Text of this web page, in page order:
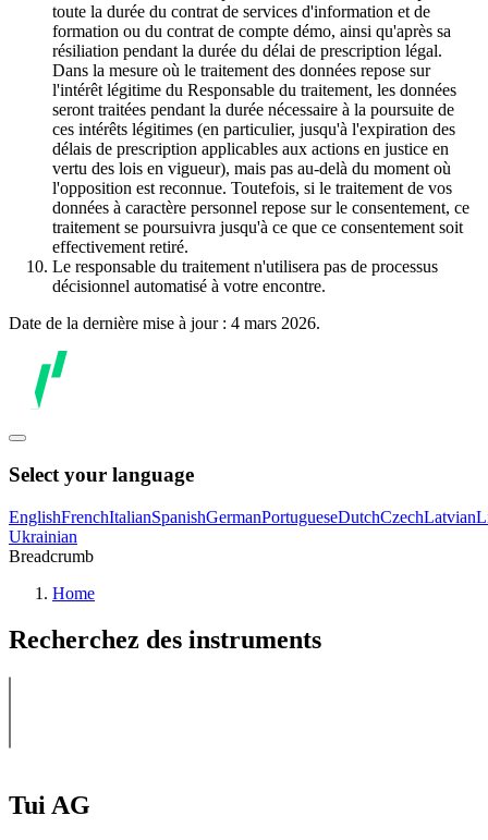
toute la durée du contrat de services d'information et de
formation ou du contrat de compte démo, ainsi qu'après sa
résiliation pendant la durée du délai de prescription légal.
Dans la mesure où le traitement des données repose sur
l'intérêt légitime du Responsable du traitement, les données
seront traitées pendant la durée nécessaire à la poursuite de
ces intérêts légitimes (en particulier, jusqu'à l'expiration des
délais de prescription applicables aux actions en justice en
vertu des lois en vigueur), mais pas au-delà du moment où
l'opposition est reconnue. Toutefois, si le traitement de vos
données à caractère personnel repose sur le consentement, ce
traitement se poursuivra jusqu'à ce que ce consentement soit
effectivement retiré.
Le responsable du traitement n'utilisera pas de processus
décisionnel automatisé à votre encontre.
Date de la dernière mise à jour : 4 mars 2026.
Select your language
EnglishFrenchItalianSpanishGermanPortugueseDutchCzechLatvian
Ukrainian
Breadcrumb
Home
Recherchez des instruments
Tui AG